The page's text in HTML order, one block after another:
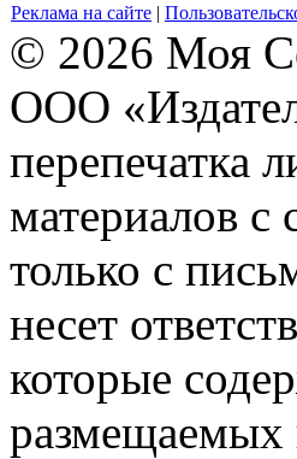
Реклама на сайте |
© 2026 Моя
ООО
перепечатка
материалов с
только с
несет
которые
размещаемых